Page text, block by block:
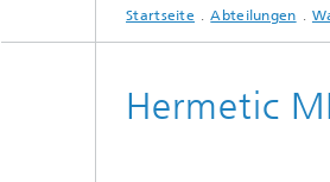
Startseite Abteilungen
Hermetic